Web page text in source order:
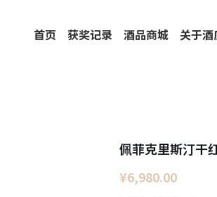
首页 获奖记录 酒品商城 关于酒
佩菲克里斯汀干
¥6,980.00